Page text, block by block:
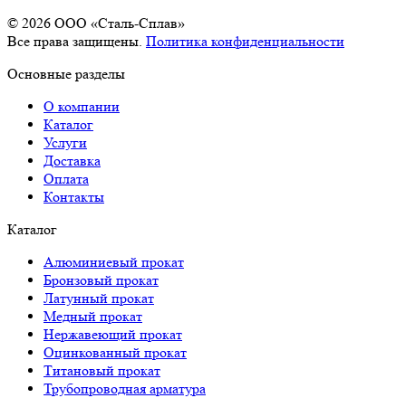
© 2026 OOO «Сталь-Сплав»
Все права защищены. Политика конфиденциальности
Основные разделы
О компании
Каталог
Услуги
Доставка
Оплата
Контакты
Каталог
Алюминиевый прокат
Бронзовый прокат
Латунный прокат
Медный прокат
Нержавеющий прокат
Оцинкованный прокат
Титановый прокат
Трубопроводная арматура